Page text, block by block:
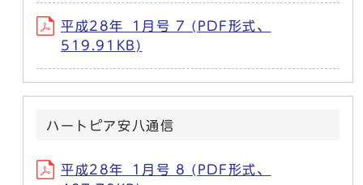
平成28年_1月号 7 (PDF形式、
519.91KB)
ハートピア安八通信
平成28年_1月号 8 (PDF形式、